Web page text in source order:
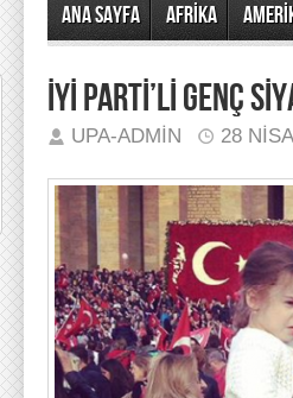
Ana Sayfa AFRİKA
İYİ PARTİ’Lİ GENÇ
UPA-ADMIN 28